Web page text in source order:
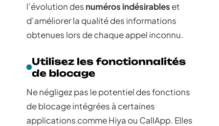
l’évolution des numéros indésirables et
d’améliorer la qualité des informations
obtenues lors de chaque appel inconnu.
Utilisez les fonctionnalités
de blocage
Ne négligez pas le potentiel des fonctions
de blocage intégrées à certaines
applications comme Hiya ou CallApp. Elles